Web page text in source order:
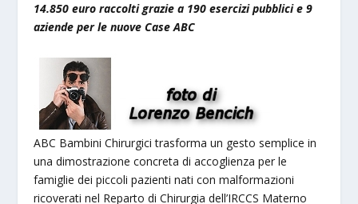
14.850 euro raccolti grazie a 190 esercizi pubblici e 9
aziende per le nuove Case ABC
ABC Bambini Chirurgici trasforma un gesto semplice in
una dimostrazione concreta di accoglienza per le
famiglie dei piccoli pazienti nati con malformazioni
ricoverati nel Reparto di Chirurgia dell’IRCCS Materno